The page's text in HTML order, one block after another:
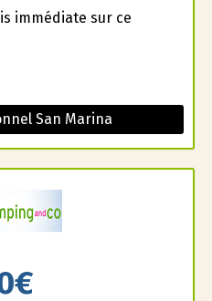
immédiate sur ce
San Marina